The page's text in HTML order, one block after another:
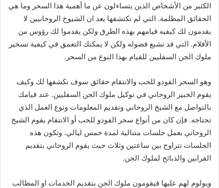
الكثير من الأشخاص الذين يتساءلون عن ما أهمية هذا السحر وما هي
الحقائق المظلمة. التي لم نكتشفها بعد ان الشيوخ الروحانيين لا
يقدمون لك كيفيه قيامهم بهذه الطرق ولكن يقدموا لك رؤوس من
الأقلام. التي قد تشبع فضوله ولكن لا يمكنك التعمق في كيفية تسخير
ملوك الجن السفليين للقيام بهذا النوع من السحر.
وهو السحر الفودو للحب والانتقام حقائق سوف نكشفها لك وكيف
يقوم الخبير الروحاني في توكيل ملوك الجن السفليين. عند قيامك
بالتواصل مع الشيخ الروحاني وتقديم المعلومات ونوع العمل الذي
تحتاجه. فإن كان من أنواع سحر الفودو للحب أو الانتقام يقوم الشيخ
الروحاني بعمل جلسات متتالية لمدة خمس ليالي. وتكون هذه
الجلسات تتراوح بين ساعتين وثلاث حيث يقوم الروحاني بتقديم
القرابين والذبائح لملوك الجن.
ويولوم لهم عليها فيقومون ملوك الجن بتقديم الخدمات او المطالب